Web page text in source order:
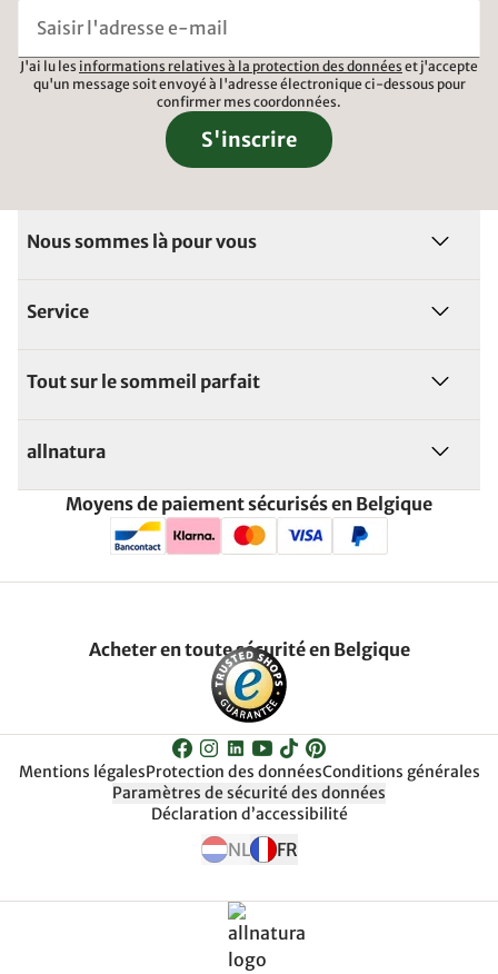
J'ai lu les informations relatives à la protection des données et j'accepte
qu'un message soit envoyé à l'adresse électronique ci-dessous pour
confirmer mes coordonnées.
S'inscrire
Nous sommes là pour vous
Service
Tout sur le sommeil parfait
allnatura
Moyens de paiement sécurisés en Belgique
Acheter en toute sécurité en Belgique
Mentions légalesProtection des donnéesConditions générales
Paramètres de sécurité des données
Déclaration d’accessibilité
NL FR